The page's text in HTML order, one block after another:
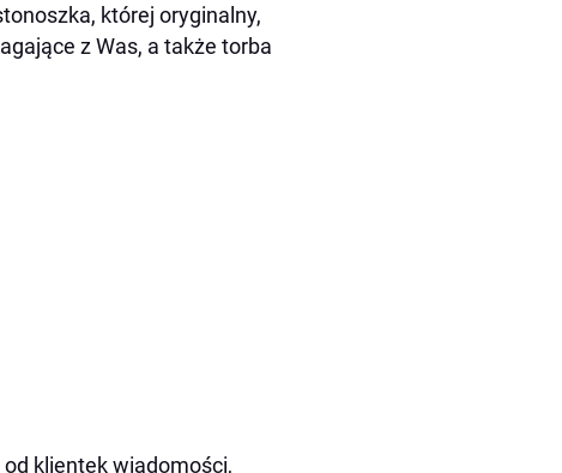
której oryginalny,
z Was, a także torba
klientek wiadomości,